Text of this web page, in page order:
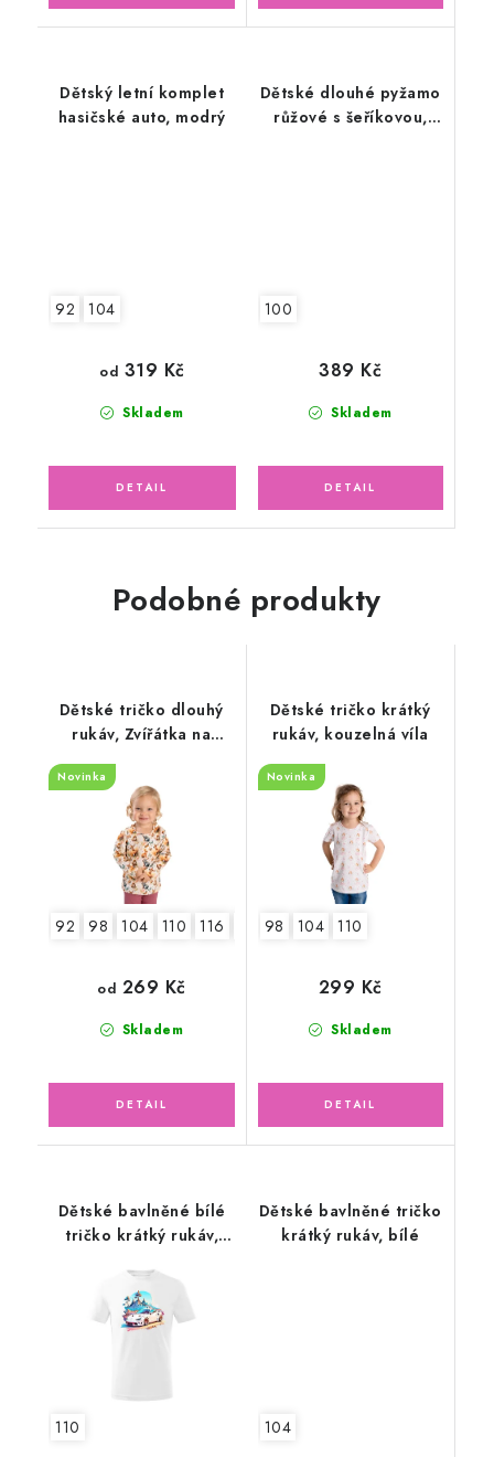
Dětský letní komplet
hasičské auto, modrý
92 104
Skladem
od 319 Kč
Dětské dlouhé pyžamo
růžové s šeříkovou,
100
Skladem
389 Kč
Podobné produkty
Dětské tričko dlouhý
rukáv, Zvířátka na
Novinka
92 98 104 110 116
Skladem
od 269 Kč
Dětské tričko krátký
rukáv, kouzelná víla
Novinka
98 104 110
Skladem
299 Kč
Dětské bavlněné bílé
tričko krátký rukáv,
110
Dětské bavlněné tričko
krátký rukáv, bílé
104